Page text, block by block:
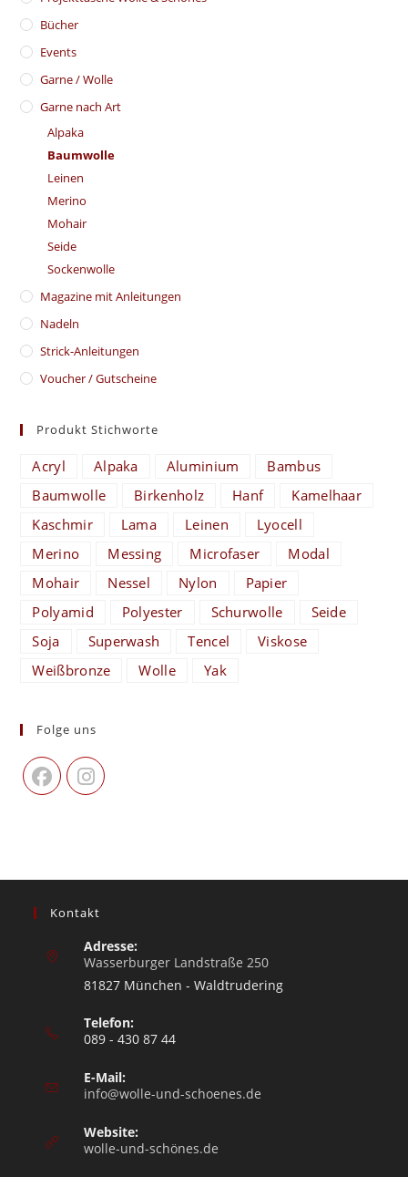
Bücher
Events
Garne / Wolle
Garne nach Art
Alpaka
Baumwolle
Leinen
Merino
Mohair
Seide
Sockenwolle
Magazine mit Anleitungen
Nadeln
Strick-Anleitungen
Voucher / Gutscheine
Produkt Stichworte
Acryl Alpaka Aluminium
Bambus
Baumwolle
Birkenholz Hanf
Kamelhaar
Kaschmir
Lama Leinen
Lyocell
Merino
Messing Microfaser
Modal
Mohair
Nessel Nylon
Papier
Polyamid
Polyester Schurwolle
Seide
Soja
Superwash Tencel
Viskose
Weißbronze
Wolle Yak
Folge uns
Kontakt
Adresse:
Wasserburger Landstraße 250
81827 München - Waldtrudering
Telefon:
089 - 430 87 44
E-Mail:
info@wolle-und-schoenes.de
Website:
wolle-und-schönes.de